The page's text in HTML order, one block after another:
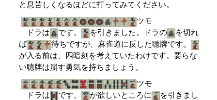
と息苦しくなるほどに打ってみてください。
ツモ
ドラは
です。 を引きました。ドラの
を切れ
ば
待ちですが、麻雀道に反した聴牌です。
が入る前は、四暗刻を考えていたわけです。要らな
い聴牌は崩す勇気を持ちましょう。
ツモ
ドラは
です。 が欲しいところに
を引きまし